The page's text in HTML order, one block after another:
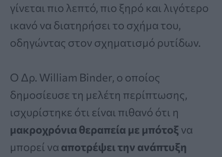
γίνεται πιο λεπτό, πιο ξηρό και λιγότερο
ικανό να διατηρήσει το σχήμα του,
οδηγώντας στον σχηματισμό ρυτίδων.
Ο Δρ. William Binder, ο οποίος
δημοσίευσε τη μελέτη περίπτωσης,
ισχυρίστηκε ότι είναι πιθανό ότι η
μακροχρόνια θεραπεία με μπότοξ να
μπορεί να αποτρέψει την ανάπτυξη